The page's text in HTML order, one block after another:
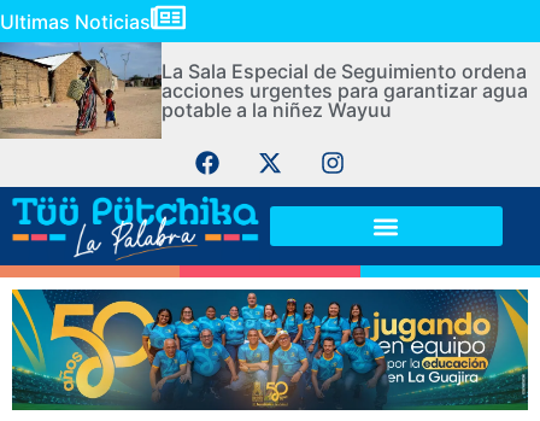
Ultimas Noticias
La Sala Especial de Seguimiento ordena
acciones urgentes para garantizar agua
potable a la niñez Wayuu